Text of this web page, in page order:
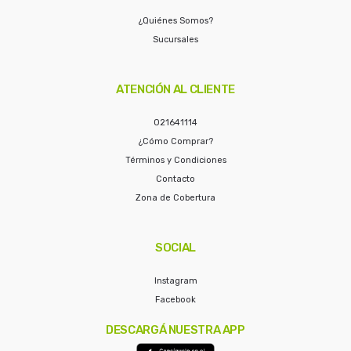
¿Quiénes Somos?
Sucursales
ATENCIÓN AL CLIENTE
021641114
¿Cómo Comprar?
Términos y Condiciones
Contacto
Zona de Cobertura
SOCIAL
Instagram
Facebook
DESCARGÁ NUESTRA APP